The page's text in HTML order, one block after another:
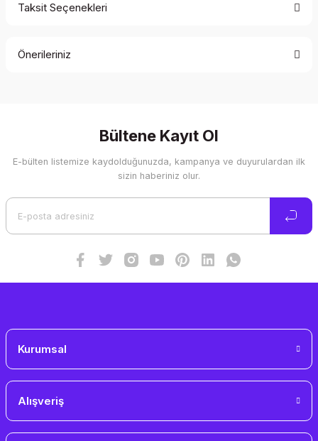
Taksit Seçenekleri
Önerileriniz
Görüş ve önerileriniz için teşekkür ederiz.
Ürün resmi kalitesiz, bozuk veya görüntülenemiyor.
Bültene Kayıt Ol
E-bülten listemize kaydolduğunuzda, kampanya ve duyurulardan ilk
sizin haberiniz olur.
Kurumsal
Alışveriş